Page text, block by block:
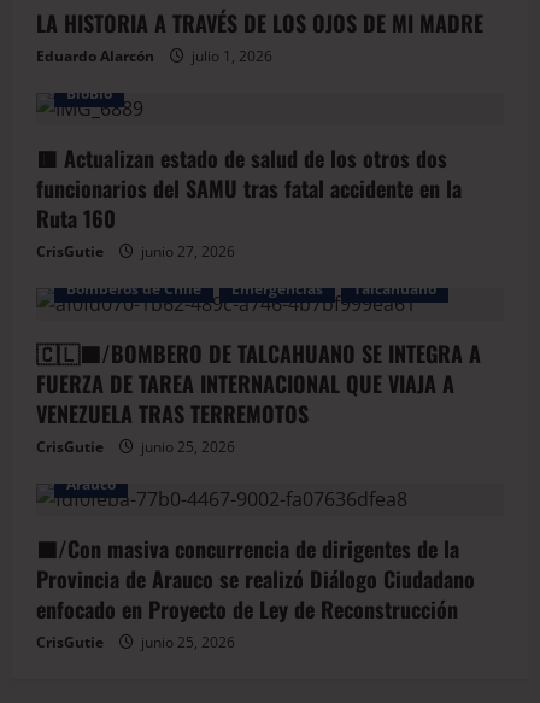
LA HISTORIA A TRAVÉS DE LOS OJOS DE MI MADRE
Eduardo Alarcón
julio 1, 2026
BioBio
🟥 Actualizan estado de salud de los otros dos
funcionarios del SAMU tras fatal accidente en la
Ruta 160
CrisGutie
junio 27, 2026
Bomberos de Chile
Emergencias Talcahuano
🇨🇱🟦/BOMBERO DE TALCAHUANO SE INTEGRA A
FUERZA DE TAREA INTERNACIONAL QUE VIAJA A
VENEZUELA TRAS TERREMOTOS
CrisGutie
junio 25, 2026
Arauco
🟦/Con masiva concurrencia de dirigentes de la
Provincia de Arauco se realizó Diálogo Ciudadano
enfocado en Proyecto de Ley de Reconstrucción
CrisGutie junio 25, 2026